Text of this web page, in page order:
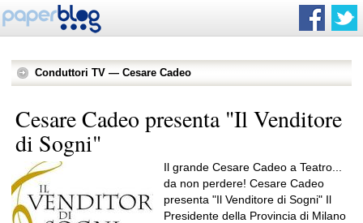
Conduttori TV — Cesare Cadeo
Cesare Cadeo presenta "Il Venditore
di Sogni"
Il grande Cesare Cadeo a Teatro...
da non perdere! Cesare Cadeo
presenta "Il Venditore di Sogni" Il
Presidente della Provincia di Milano